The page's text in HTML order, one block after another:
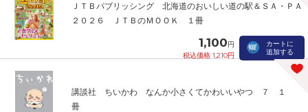
ＪＴＢパブリッシング 北海道のおいしい道の駅＆ＳＡ・ＰＡ
２０２６ ＪＴＢのＭＯＯＫ １冊
1,100円
税込価格 1,210円
カートに
追加する
講談社 ちいかわ なんか小さくてかわいいやつ ７ １
冊